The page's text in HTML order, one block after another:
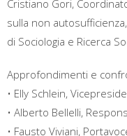
Cristiano Gori,
sulla non
di Sociologia e Ricerca
Approfondimenti e
• Elly Schlein,
• Alberto Bellelli,
• Fausto Viviani,